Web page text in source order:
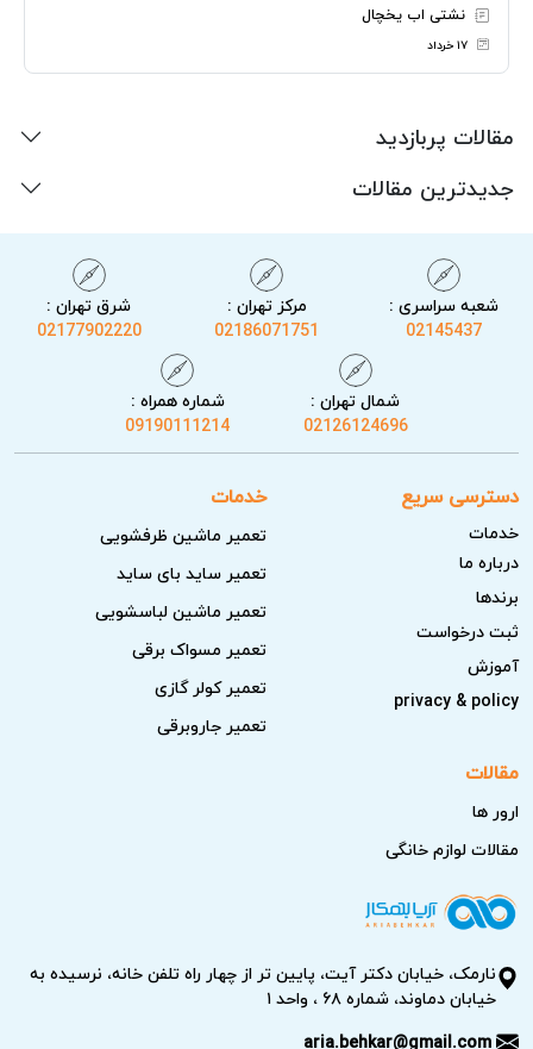
نشتی اب یخچال
۱۷ خرداد
مقالات پربازدید
جدیدترین مقالات
شعبه سراسری :
02145437
مرکز تهران :
02186071751
شرق تهران :
02177902220
شمال تهران :
02126124696
شماره همراه :
09190111214
دسترسی سریع
خدمات
درباره ما
برندها
ثبت درخواست
آموزش
privacy & policy
خدمات
تعمیر ماشین ظرفشویی
تعمیر ساید بای ساید
تعمیر ماشین لباسشویی
تعمیر مسواک برقی
تعمیر کولر گازی
تعمیر جاروبرقی
مقالات
ارور ها
مقالات لوازم خانگی
نارمک، خیابان دکتر آیت، پایین تر از چهار راه تلفن خانه، نرسیده به
خیابان دماوند، شماره ۶۸ ، واحد ۱
aria.behkar@gmail.com